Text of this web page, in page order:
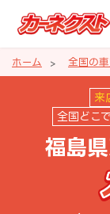
ホーム 全国の
福島県天来
全国どこ
福島